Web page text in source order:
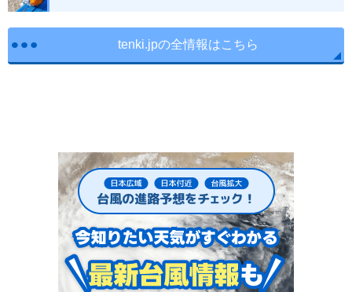
tenki.jpの全情報はこちら